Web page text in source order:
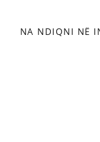
NA NDIQNI NË